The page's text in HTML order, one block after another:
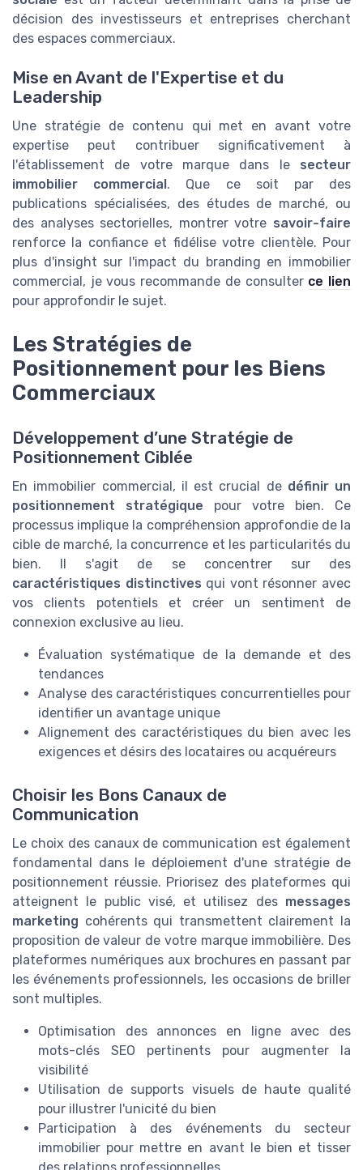
décision des investisseurs et entreprises cherchant
des espaces commerciaux.
Mise en Avant de l'Expertise et du
Leadership
Une stratégie de contenu qui met en avant votre
expertise peut contribuer significativement à
l'établissement de votre marque dans le secteur
immobilier commercial. Que ce soit par des
publications spécialisées, des études de marché, ou
des analyses sectorielles, montrer votre savoir-faire
renforce la confiance et fidélise votre clientèle. Pour
plus d'insight sur l'impact du branding en immobilier
commercial, je vous recommande de consulter ce lien
pour approfondir le sujet.
Les Stratégies de
Positionnement pour les Biens
Commerciaux
Développement d’une Stratégie de
Positionnement Ciblée
En immobilier commercial, il est crucial de définir un
positionnement stratégique pour votre bien. Ce
processus implique la compréhension approfondie de la
cible de marché, la concurrence et les particularités du
bien. Il s'agit de se concentrer sur des
caractéristiques distinctives qui vont résonner avec
vos clients potentiels et créer un sentiment de
connexion exclusive au lieu.
Évaluation systématique de la demande et des
tendances
Analyse des caractéristiques concurrentielles pour
identifier un avantage unique
Alignement des caractéristiques du bien avec les
exigences et désirs des locataires ou acquéreurs
Choisir les Bons Canaux de
Communication
Le choix des canaux de communication est également
fondamental dans le déploiement d'une stratégie de
positionnement réussie. Priorisez des plateformes qui
atteignent le public visé, et utilisez des messages
marketing cohérents qui transmettent clairement la
proposition de valeur de votre marque immobilière. Des
plateformes numériques aux brochures en passant par
les événements professionnels, les occasions de briller
sont multiples.
Optimisation des annonces en ligne avec des
mots-clés SEO pertinents pour augmenter la
visibilité
Utilisation de supports visuels de haute qualité
pour illustrer l'unicité du bien
Participation à des événements du secteur
immobilier pour mettre en avant le bien et tisser